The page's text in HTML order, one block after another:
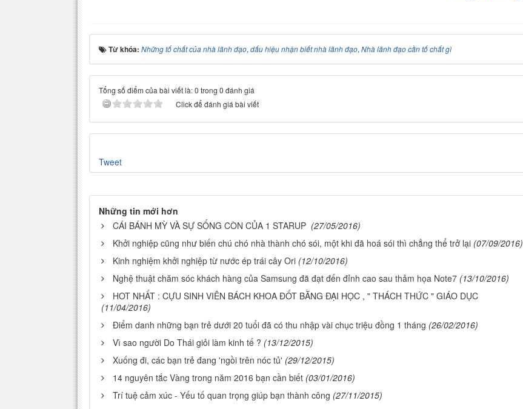
Từ khóa: Những tố chất của nhà lãnh đạo, dấu hiệu nhận biết nhà lãnh đạo, Nhà lãnh đạo cần tố chất gì
Tổng số điểm của bài viết là: 0 trong 0 đánh giá
Click để đánh giá bài viết
Tweet
Những tin mới hơn
CÁI BÁNH MỲ VÀ SỰ SỐNG CÒN CỦA 1 STARUP (27/05/2016)
Khởi nghiệp cũng như biến chú chó nhà thành chó sói, một khi đã hoá sói thì chẳng thể trở lại (07/09/2016)
Kinh nghiệm khởi nghiệp từ nước ép trái cây Ori (12/10/2016)
Nghệ thuật chăm sóc khách hàng của Samsung đã đạt đến đỉnh cao sau thảm họa Note7 (13/10/2016)
HOT NHẤT : CỰU SINH VIÊN BÁCH KHOA ĐỐT BẰNG ĐẠI HỌC , " THÁCH THỨC " GIÁO DỤC
(11/04/2016)
Điểm danh những bạn trẻ dưới 20 tuổi đã có thu nhập vài chục triệu đồng 1 tháng (26/02/2016)
Vì sao người Do Thái giỏi làm kinh tế ? (13/12/2015)
Xuống đi, các bạn trẻ đang 'ngồi trên nóc tủ' (29/12/2015)
14 nguyên tắc Vàng trong năm 2016 bạn cần biết (03/01/2016)
Trí tuệ cảm xúc - Yếu tố quan trọng giúp bạn thành công (27/11/2015)